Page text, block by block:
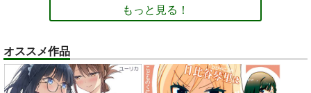
もっと見る！
オススメ作品